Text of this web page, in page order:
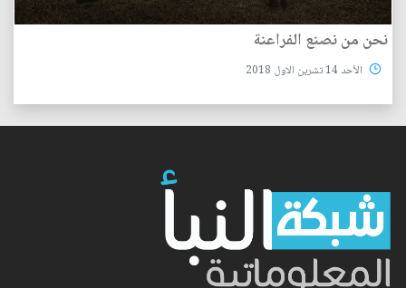
نحن من نصنع الفراعنة
الأحد 14 تشرين الاول 2018